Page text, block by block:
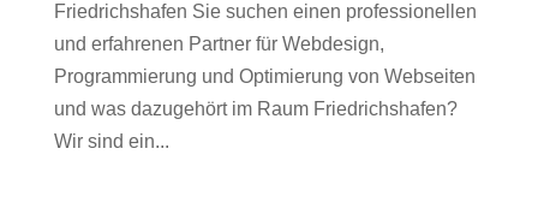
Friedrichshafen Sie suchen einen professionellen
und erfahrenen Partner für Webdesign,
Programmierung und Optimierung von Webseiten
und was dazugehört im Raum Friedrichshafen?
Wir sind ein...